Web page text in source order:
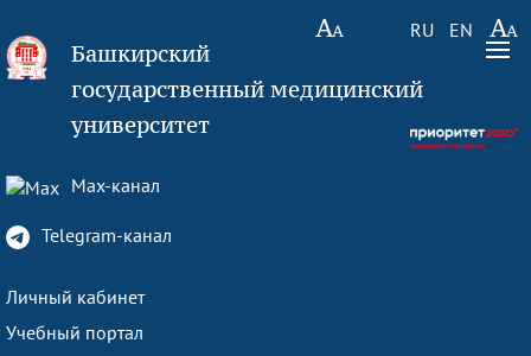
RU EN
Башкирский
государственный медицинский
университет
Max-канал
Telegram-канал
Личный кабинет
Учебный портал